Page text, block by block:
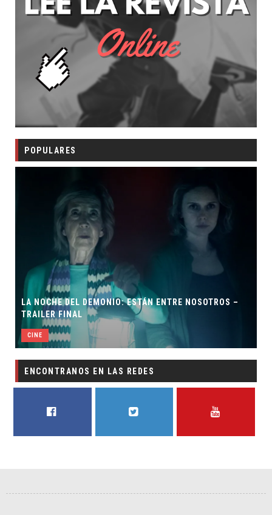
POPULARES
LA NOCHE DEL DEMONIO: ESTÁN ENTRE NOSOTROS –
TRAILER FINAL
CINE
ENCONTRANOS EN LAS REDES